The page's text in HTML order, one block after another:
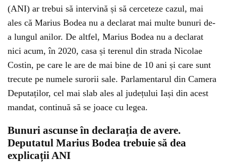
(ANI) ar trebui să intervină și să cerceteze cazul, mai
ales că Marius Bodea nu a declarat mai multe bunuri de-
a lungul anilor. De altfel, Marius Bodea nu a declarat
nici acum, în 2020, casa și terenul din strada Nicolae
Costin, pe care le are de mai bine de 10 ani și care sunt
trecute pe numele surorii sale. Parlamentarul din Camera
Deputaților, cel mai slab ales al județului Iași din acest
mandat, continuă să se joace cu legea.
Bunuri ascunse în declarația de avere.
Deputatul Marius Bodea trebuie să dea
explicații ANI